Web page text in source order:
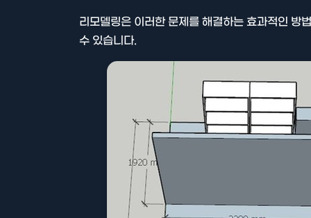
리모델링은 이러한 문제를 해결하는 효과적인 방
수 있습니다.